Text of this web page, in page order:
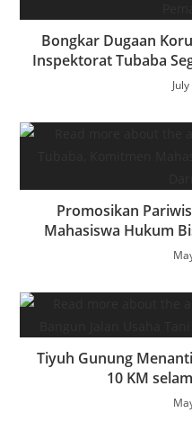
Bongkar Dugaan
Inspektorat Tubaba
Promosikan
Mahasiswa Hukum
Tiyuh Gunung
10 KM